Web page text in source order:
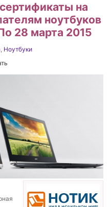
на
ноутбуков
28 марта 2015
, Ноутбуки